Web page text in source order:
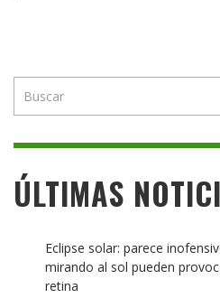
ÚLTIMAS
Eclipse solar: parece
mirando al sol pueden
retina